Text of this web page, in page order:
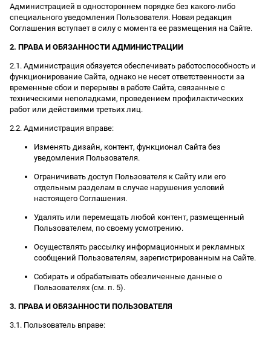
Администрацией в одностороннем порядке без какого-либо
специального уведомления Пользователя. Новая редакция
Соглашения вступает в силу с момента ее размещения на Сайте.
2. ПРАВА И ОБЯЗАННОСТИ АДМИНИСТРАЦИИ
2.1. Администрация обязуется обеспечивать работоспособность и
функционирование Сайта, однако не несет ответственности за
временные сбои и перерывы в работе Сайта, связанные с
техническими неполадками, проведением профилактических
работ или действиями третьих лиц.
2.2. Администрация вправе:
Изменять дизайн, контент, функционал Сайта без
уведомления Пользователя.
Ограничивать доступ Пользователя к Сайту или его
отдельным разделам в случае нарушения условий
настоящего Соглашения.
Удалять или перемещать любой контент, размещенный
Пользователем, по своему усмотрению.
Осуществлять рассылку информационных и рекламных
сообщений Пользователям, зарегистрированным на Сайте.
Собирать и обрабатывать обезличенные данные о
Пользователях (см. п. 5).
3. ПРАВА И ОБЯЗАННОСТИ ПОЛЬЗОВАТЕЛЯ
3.1. Пользователь вправе: